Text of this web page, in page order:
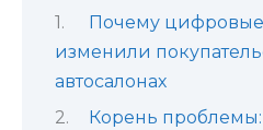
Почему цифровые
изменили
автосалонах
Корень